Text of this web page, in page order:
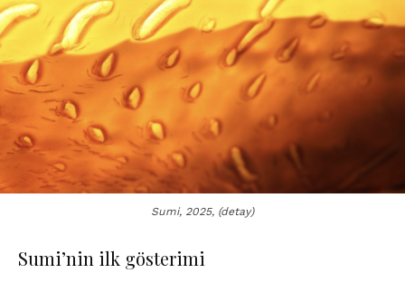
Sumi, 2025, (detay)
Sumi’nin ilk gösterimi